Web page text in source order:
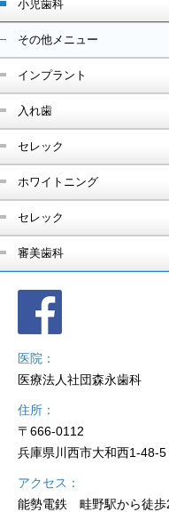
小児歯科
その他メニュー
インプラント
入れ歯
セレック
ホワイトニング
セレック
審美歯科
医院
医療法人社団森永歯科
住所
〒666-0112
兵庫県川西市大和西1-48-5
アクセス
能勢電鉄 畦野駅から徒歩